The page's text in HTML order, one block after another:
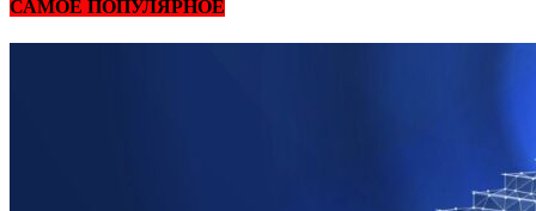
САМОЕ ПОПУЛЯРНОЕ